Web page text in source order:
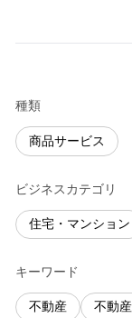
種類
商品サービス
ビジネスカテゴリ
住宅・マンション
キーワード
不動産 不動